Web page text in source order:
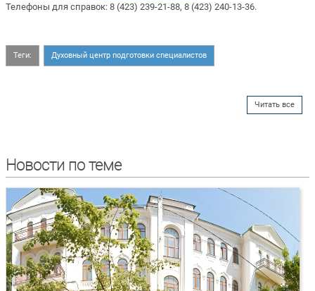
Телефоны для справок: 8 (423) 239-21-88, 8 (423) 240-13-36.
Теги: Духовный центр подготовки специалистов
Читать все
Новости по теме